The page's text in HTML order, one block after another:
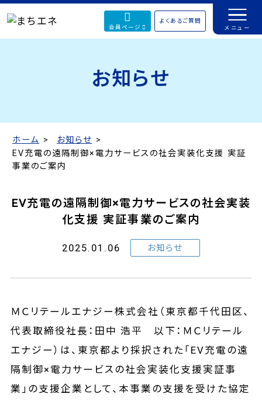
会員ページ
よくあるご質問
お知らせ
ホーム
お知らせ
EV充電の遠隔制御×電力サービスの社会実装化支援 実証
事業のご案内
EV充電の遠隔制御×電力サービスの社会実装
化支援 実証事業のご案内
2025.01.06 お知らせ
ＭＣリテールエナジー株式会社（東京都千代田区、
代表取締役社長：田中 浩平 以下：ＭＣリテール
エナジー）は、東京都より採択された「EV充電の遠
隔制御×電力サービスの社会実装化支援実証事
業」の支援企業として、本事業の支援を受けた協定